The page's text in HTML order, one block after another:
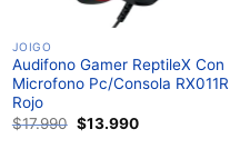
JOIGO
Audifono Gamer ReptileX Con
Microfono Pc/Consola RX011R
Rojo
$17.990 $13.990